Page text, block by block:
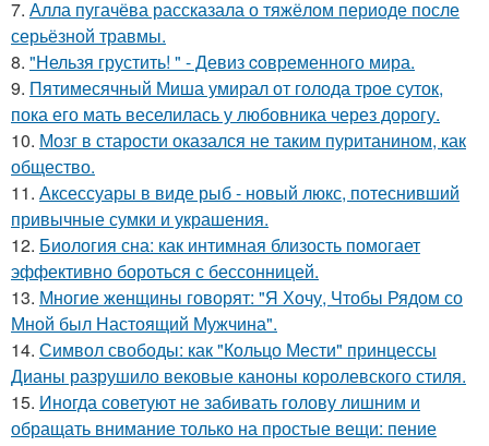
7. Алла пугачёва рассказала о тяжёлом периоде после
серьёзной травмы.
8. "Нельзя грустить! " - Девиз coвременного мира.
9. Пятимесячный Миша умирал от голода трое суток,
пока его мать веселилась у любовника через дорогу.
10. Мозг в старости оказался не таким пуританином, как
общество.
11. Аксессуары в виде рыб - новый люкс, потеснивший
привычные сумки и украшения.
12. Биология сна: как интимная близость помогает
эффективно бороться с бессонницей.
13. Многие женщины говорят: "Я Хочу, Чтобы Рядом со
Мной был Настоящий Мужчина".
14. Символ свободы: как "Кольцо Мести" принцессы
Дианы разрушило вековые каноны королевского стиля.
15. Иногда советуют не забивать голову лишним и
обращать внимание только на простые вещи: пение